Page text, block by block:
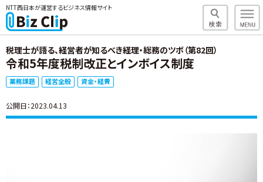
NTT西日本が運営するビジネス情報サイト
税理士が語る、経営者が知るべき経理・総務のツボ（第82回）
令和5年度税制改正とインボイス制度
業務課題 経営全般 資金・経費
公開日：2023.04.13